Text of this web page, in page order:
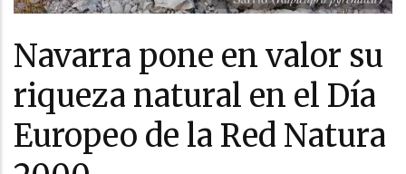
Navarra pone en valor su
riqueza natural en el Día
Europeo de la Red Natura